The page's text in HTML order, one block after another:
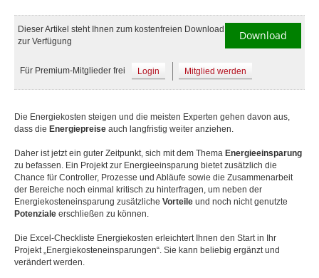
Dieser Artikel steht Ihnen zum kostenfreien Download
zur Verfügung
Download
Für Premium-Mitglieder frei Login Mitglied werden
Die Energiekosten steigen und die meisten Experten gehen davon aus,
dass die Energiepreise auch langfristig weiter anziehen.
Daher ist jetzt ein guter Zeitpunkt, sich mit dem Thema Energieeinsparung
zu befassen. Ein Projekt zur Energieeinsparung bietet zusätzlich die
Chance für Controller, Prozesse und Abläufe sowie die Zusammenarbeit
der Bereiche noch einmal kritisch zu hinterfragen, um neben der
Energiekosteneinsparung zusätzliche Vorteile und noch nicht genutzte
Potenziale erschließen zu können.
Die Excel-Checkliste Energiekosten erleichtert Ihnen den Start in Ihr
Projekt „Energiekosteneinsparungen“. Sie kann beliebig ergänzt und
verändert werden.